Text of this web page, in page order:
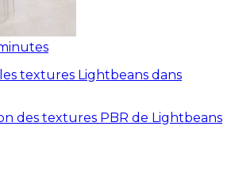
textures Lightbeans dans
des textures PBR de Lightbeans